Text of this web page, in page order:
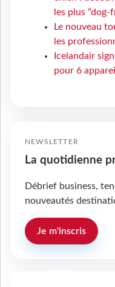
les plus “dog-
Le nouveau
les
Icelandair
pour 6
NEWSLETTER
La quotidienne
Débrief business,
nouveautés
Je m'inscris